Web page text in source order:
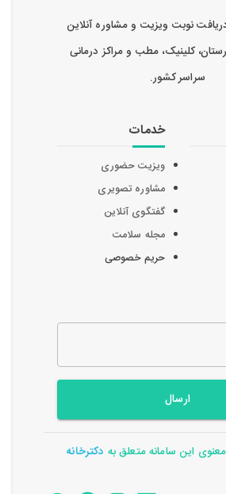
نوبت ویزیت و مشاوره آنلاین
کلینیک، مطب و مراکز درمانی
سراسر کشور.
خدمات
ویزیت حضوری
مشاوره تصویری
گفتگوی آنلاین
مجله سلامت
حریم خصوصی
ارسال
این سامانه متعلق به دکترخانه